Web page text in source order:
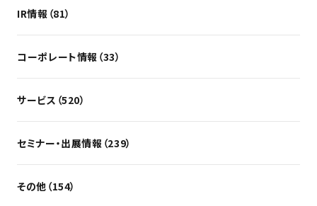
IR情報（81）
コーポレート情報（33）
サービス（520）
セミナー・出展情報（239）
その他（154）